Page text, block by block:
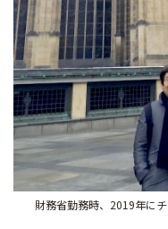
財務省勤務時、2019年に